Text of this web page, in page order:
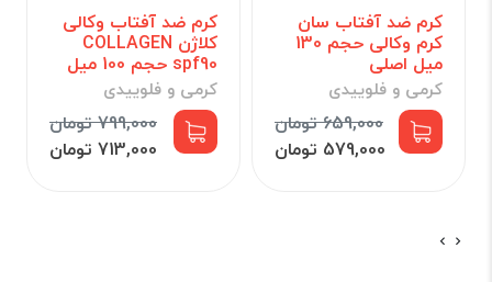
کرم ضد آفتاب سان
کرم وکالی حجم 130
میل اصلی
کرمی و فلوییدی
659,000 تومان
579,000 تومان
کرم ضد آفتاب وکالی
کلاژن COLLAGEN
spf90 حجم 100 میل
کرمی و فلوییدی
799,000 تومان
713,000 تومان